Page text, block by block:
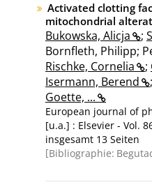
Activated clotting
mitochondrial
Bukowska, Alicja ;
Bornfleth, Philipp;
Rischke, Cornelia
;
Isermann, Berend
;
Goette, ...
European journal of
[u.a.] : Elsevier - Vol.
insgesamt 13 Seiten
Bibliographie: